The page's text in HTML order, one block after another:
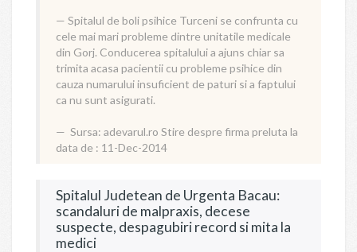
Spitalul de boli psihice Turceni se confrunta cu
cele mai mari probleme dintre unitatile medicale
din Gorj. Conducerea spitalului a ajuns chiar sa
trimita acasa pacientii cu probleme psihice din
cauza numarului insuficient de paturi si a faptului
ca nu sunt asigurati.
Sursa: adevarul.ro Stire despre firma preluta la
data de : 11-Dec-2014
Spitalul Judetean de Urgenta Bacau:
scandaluri de malpraxis, decese
suspecte, despagubiri record si mita la
medici